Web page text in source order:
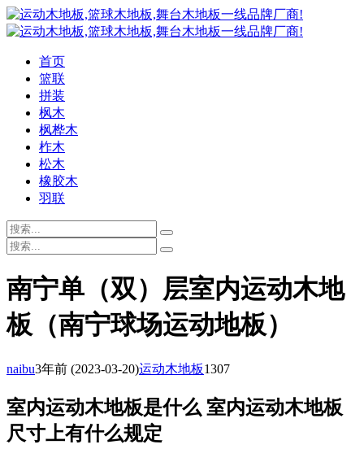
首页
篮联
拼装
枫木
枫桦木
柞木
松木
橡胶木
羽联
南宁单（双）层室内运动木地
板（南宁球场运动地板）
naibu3年前 (2023-03-20)运动木地板1307
室内运动木地板是什么 室内运动木地板
尺寸上有什么规定